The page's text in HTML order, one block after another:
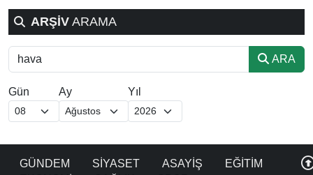
ARŞİV ARAMA
ARA
Gün Ay Yıl
GÜNDEM SİYASET ASAYİŞ
EĞİTİM